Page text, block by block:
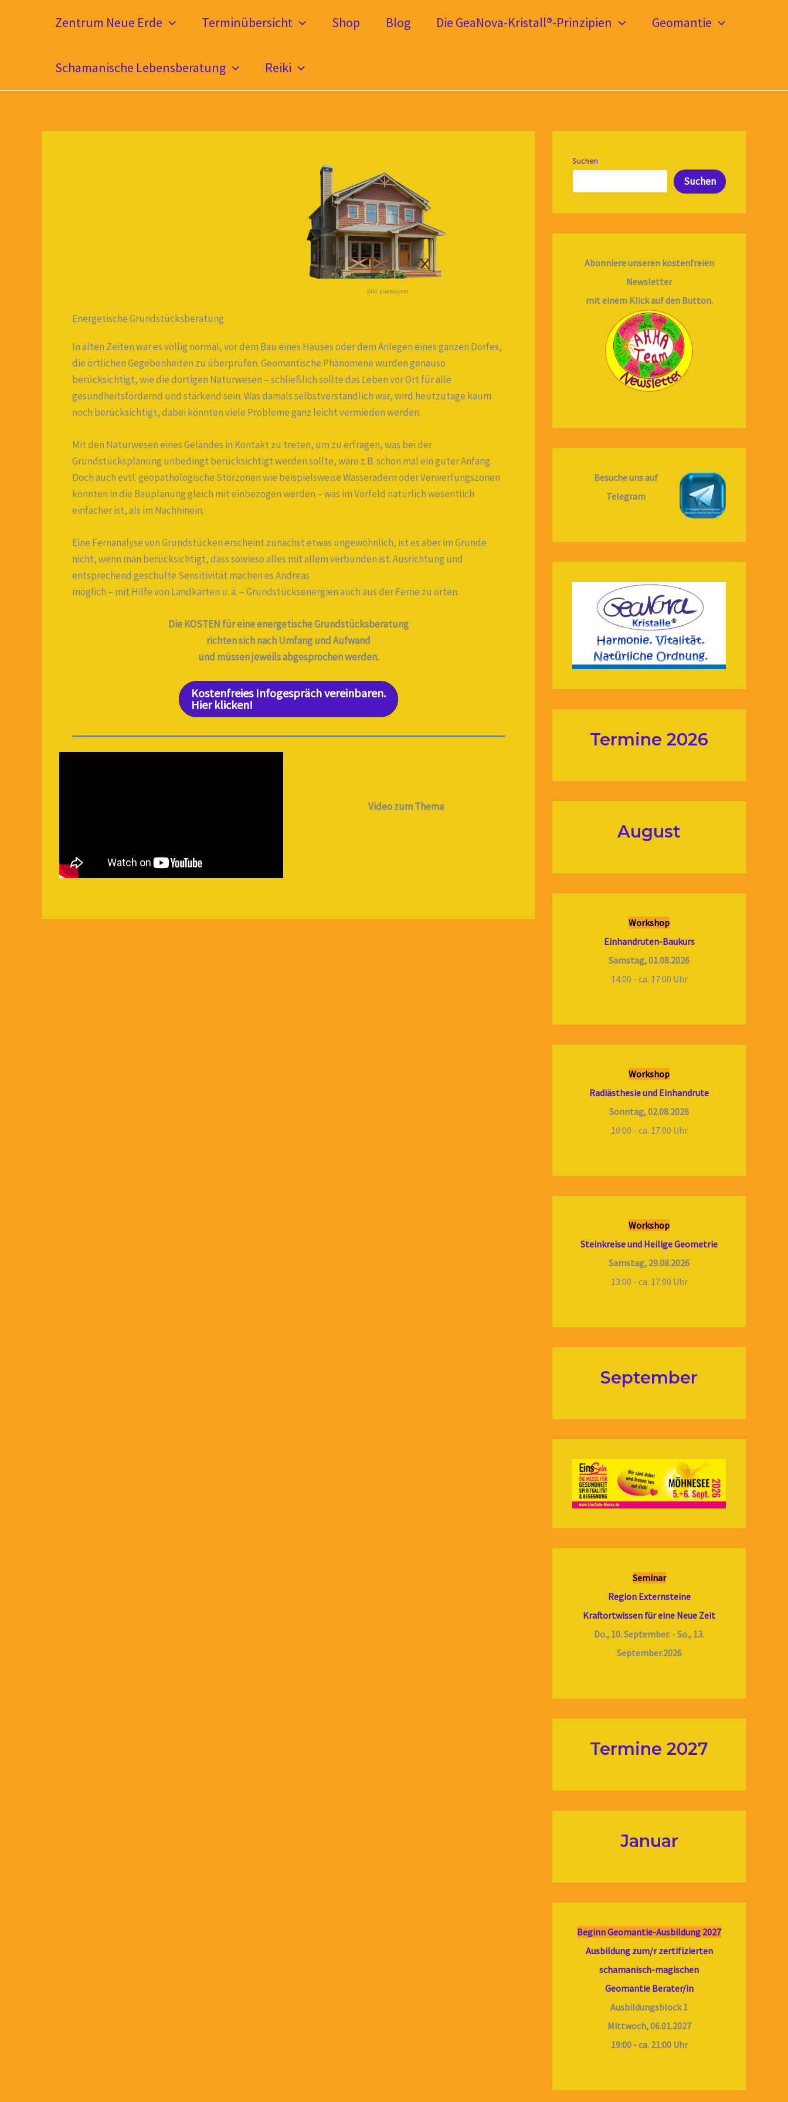
Zentrum Neue Erde Terminübersicht Shop Blog Die GeaNova-Kristall®-Prinzipien Geomantie
Schamanische Lebensberatung Reiki
Bild: pixabay.com
Energetische Grundstücksberatung
In alten Zeiten war es völlig normal, vor dem Bau eines Hauses oder dem Anlegen eines ganzen Dorfes,
die örtlichen Gegebenheiten zu überprüfen. Geomantische Phänomene wurden genauso
berücksichtigt, wie die dortigen Naturwesen – schließlich sollte das Leben vor Ort für alle
gesundheitsfördernd und stärkend sein. Was damals selbstverständlich war, wird heutzutage kaum
noch berücksichtigt, dabei könnten viele Probleme ganz leicht vermieden werden.
Mit den Naturwesen eines Geländes in Kontakt zu treten, um zu erfragen, was bei der
Grundstücksplanung unbedingt berücksichtigt werden sollte, wäre z.B. schon mal ein guter Anfang.
Doch auch evtl. geopathologische Störzonen wie beispielsweise Wasseradern oder Verwerfungszonen
könnten in die Bauplanung gleich mit einbezogen werden – was im Vorfeld natürlich wesentlich
einfacher ist, als im Nachhinein.
Eine Fernanalyse von Grundstücken erscheint zunächst etwas ungewöhnlich, ist es aber im Grunde
nicht, wenn man berücksichtigt, dass sowieso alles mit allem verbunden ist. Ausrichtung und
entsprechend geschulte Sensitivität machen es Andreas
möglich – mit Hilfe von Landkarten u. ä. – Grundstücksenergien auch aus der Ferne zu orten.
Die KOSTEN für eine energetische Grundstücksberatung
richten sich nach Umfang und Aufwand
und müssen jeweils abgesprochen werden.
Kostenfreies Infogespräch vereinbaren.
Hier klicken!
Video zum Thema
Suchen
Suchen
Abonniere unseren kostenfreien
Newsletter
mit einem Klick auf den Button.
Besuche uns auf
Telegram
Termine 2026
August
Workshop
Einhandruten-Baukurs
Samstag, 01.08.2026
14:00 - ca. 17:00 Uhr
Workshop
Radiästhesie und Einhandrute
Sonntag, 02.08.2026
10:00 - ca. 17:00 Uhr
Workshop
Steinkreise und Heilige Geometrie
Samstag, 29.08.2026
13:00 - ca. 17:00 Uhr
September
Seminar
Region Externsteine
Kraftortwissen für eine Neue Zeit
Do., 10. September. - So., 13.
September.2026
Termine 2027
Januar
Beginn Geomantie-Ausbildung 2027
Ausbildung zum/r zertifizierten
schamanisch-magischen
Geomantie Berater/in
Ausbildungsblock 1
Mittwoch, 06.01.2027
19:00 - ca. 21:00 Uhr